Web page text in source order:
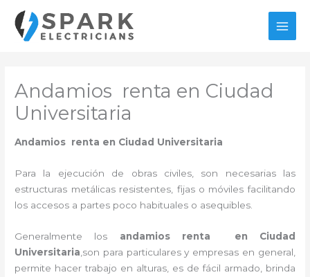
contenido
Andamios renta en Ciudad
Universitaria
Andamios renta en Ciudad Universitaria
Para la ejecución de obras civiles, son necesarias las
estructuras metálicas resistentes, fijas o móviles facilitando
los accesos a partes poco habituales o asequibles.
Generalmente los andamios renta en Ciudad
Universitaria ,son para particulares y empresas en general,
permite hacer trabajo en alturas, es de fácil armado, brinda